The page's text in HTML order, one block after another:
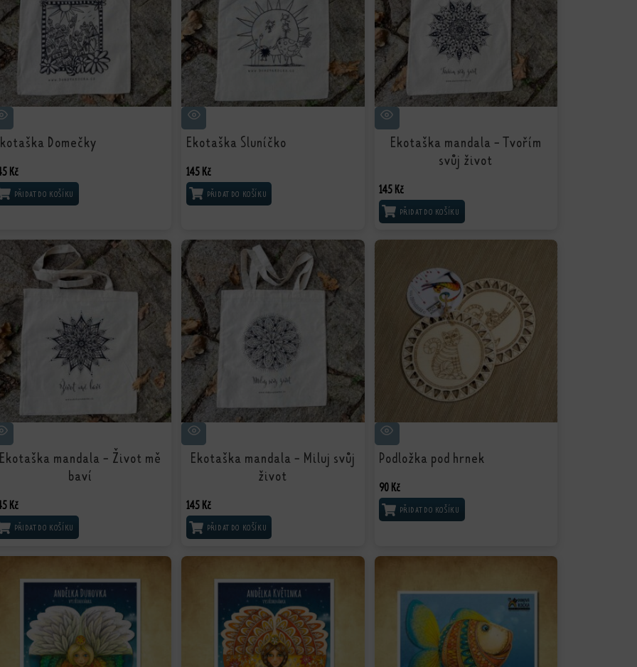
Domečky
Kč
PŘIDAT DO KOŠÍKU
Ekotaška Sluníčko
145 Kč
PŘIDAT DO KOŠÍKU
Ekotaška mandala - Tvořím
svůj život
145 Kč
PŘIDAT DO KOŠÍKU
mandala - Život mě
baví
Kč
PŘIDAT DO KOŠÍKU
Ekotaška mandala - Miluj svůj
život
145 Kč
PŘIDAT DO KOŠÍKU
Podložka pod hrnek
90 Kč
PŘIDAT DO KOŠÍKU